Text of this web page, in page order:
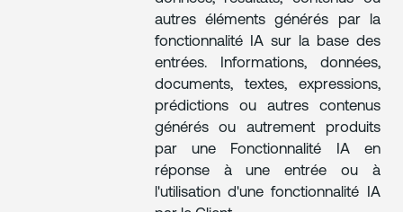
autres éléments générés par la
fonctionnalité IA sur la base des
entrées. Informations, données,
documents, textes, expressions,
prédictions ou autres contenus
générés ou autrement produits
par une Fonctionnalité IA en
réponse à une entrée ou à
l'utilisation d'une fonctionnalité IA